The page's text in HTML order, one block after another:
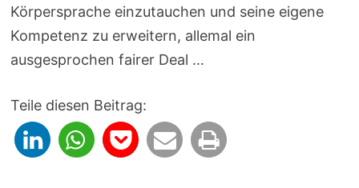
Körpersprache einzutauchen und seine eigene
Kompetenz zu erweitern, allemal ein
ausgesprochen fairer Deal …
Teile diesen Beitrag: